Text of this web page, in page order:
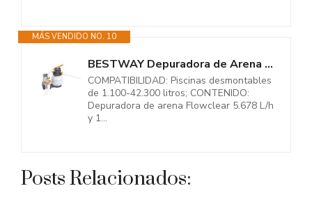
MÁS VENDIDO NO. 10
BESTWAY Depuradora de Arena Flowclear de 5.678 L/h 48x42x52,8 cm Blanco
COMPATIBILIDAD: Piscinas desmontables
de 1.100-42.300 litros; CONTENIDO:
Depuradora de arena Flowclear 5.678 L/h
y 1...
Posts Relacionados: